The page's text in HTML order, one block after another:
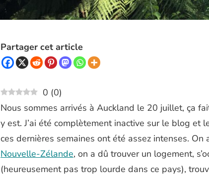
Partager cet article
0 (0)
Nous sommes arrivés à Auckland le 20 juillet, ça
y est. J’ai été complètement inactive sur le blog et
ces dernières semaines ont été assez intenses. On
Nouvelle-Zélande, on a dû trouver un logement,
(heureusement pas trop lourde dans ce pays),